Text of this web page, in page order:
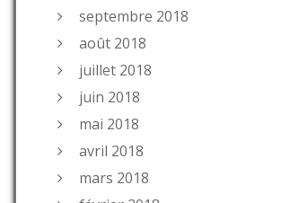
septembre 2018
août 2018
juillet 2018
juin 2018
mai 2018
avril 2018
mars 2018